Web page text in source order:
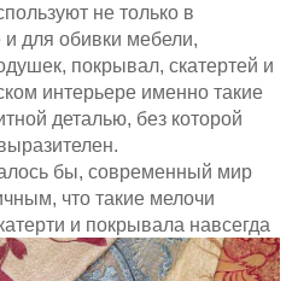
не только в
для обивки мебели,
покрывал, скатертей и
интерьере именно такие
деталью, без которой
бы, современный мир
что такие мелочи
и покрывала навсегда